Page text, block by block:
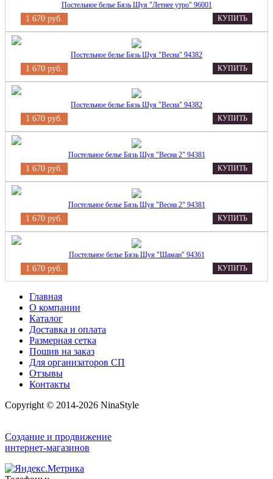
Постельное белье Бязь Шуя "Летнее утро" 96001
1 670 руб. КУПИТЬ
Постельное белье Бязь Шуя "Весна" 94382
1 670 руб. КУПИТЬ
Постельное белье Бязь Шуя "Весна" 94382
1 670 руб. КУПИТЬ
Постельное белье Бязь Шуя "Весна 2" 94381
1 670 руб. КУПИТЬ
Постельное белье Бязь Шуя "Весна 2" 94381
1 670 руб. КУПИТЬ
Постельное белье Бязь Шуя "Шаман" 94361
1 670 руб. КУПИТЬ
Главная
О компании
Каталог
Доставка и оплата
Размерная сетка
Пошив на заказ
Для организаторов СП
Отзывы
Контакты
Copyright © 2014-2026 NinaStyle
Создание и продвижение
интернет-магазинов